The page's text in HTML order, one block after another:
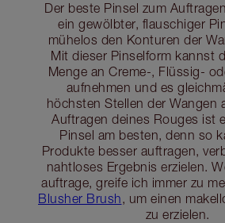
Der beste Pinsel zum
ein gewölbter, flauschiger
mühelos den Konturen der
Mit dieser Pinselform kannst
Menge an Creme-, Flüssig-
aufnehmen und es
höchsten Stellen der Wangen
Auftragen deines Rouges ist
Pinsel am besten, denn so
Produkte besser auftragen,
nahtloses Ergebnis erzielen.
auftrage, greife ich immer zu
Blusher Brush, um einen
zu erzielen.